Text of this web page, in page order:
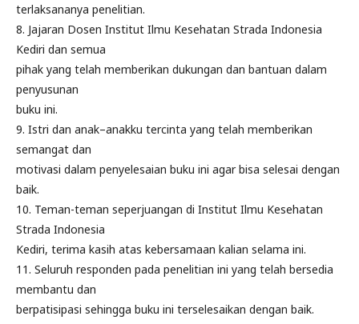
terlaksananya penelitian.
8. Jajaran Dosen Institut Ilmu Kesehatan Strada Indonesia
Kediri dan semua
pihak yang telah memberikan dukungan dan bantuan dalam
penyusunan
buku ini.
9. Istri dan anak–anakku tercinta yang telah memberikan
semangat dan
motivasi dalam penyelesaian buku ini agar bisa selesai dengan
baik.
10. Teman-teman seperjuangan di Institut Ilmu Kesehatan
Strada Indonesia
Kediri, terima kasih atas kebersamaan kalian selama ini.
11. Seluruh responden pada penelitian ini yang telah bersedia
membantu dan
berpatisipasi sehingga buku ini terselesaikan dengan baik.